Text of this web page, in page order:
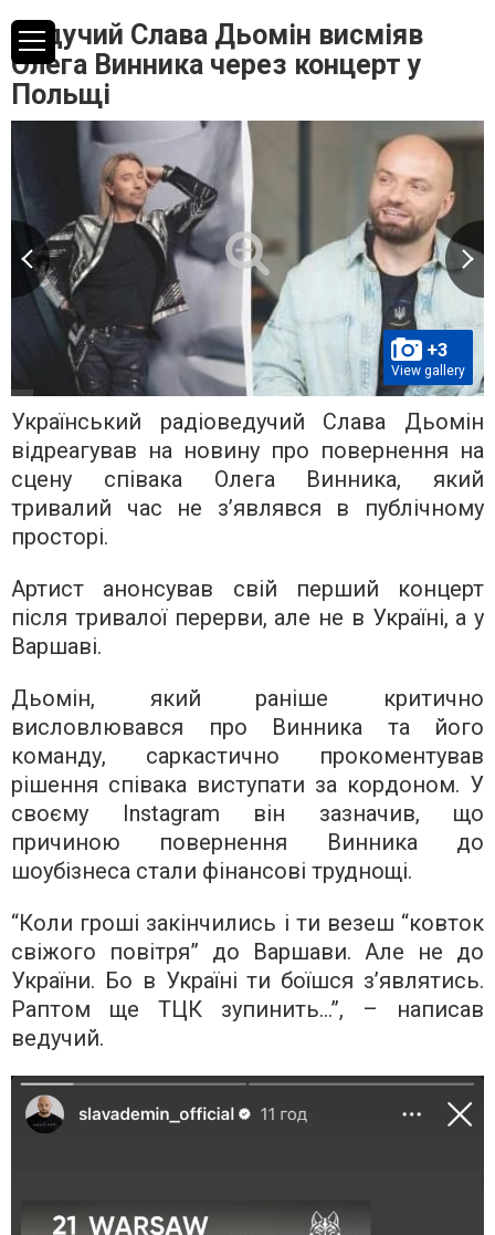
Ведучий Слава Дьомін висміяв
Олега Винника через концерт у
Польщі
+3
View gallery
Український радіоведучий Слава Дьомін
відреагував на новину про повернення на
сцену співака Олега Винника, який
тривалий час не з’являвся в публічному
просторі.
Артист анонсував свій перший концерт
після тривалої перерви, але не в Україні, а у
Варшаві.
Дьомін, який раніше критично
висловлювався про Винника та його
команду, саркастично прокоментував
рішення співака виступати за кордоном. У
своєму Instagram він зазначив, що
причиною повернення Винника до
шоубізнеса стали фінансові труднощі.
“Коли гроші закінчились і ти везеш “ковток
свіжого повітря” до Варшави. Але не до
України. Бо в Україні ти боїшся зʼявлятись.
Раптом ще ТЦК зупинить…”, – написав
ведучий.